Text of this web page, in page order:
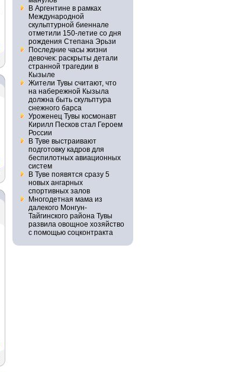
В Аргентине в рамках
Международной
скульптурной биеннале
отметили 150-летие со дня
рождения Степана Эрьзи
Последние часы жизни
девочек: раскрыты детали
странной трагедии в
Кызыле
Жители Тувы считают, что
на набережной Кызыла
должна быть скульптура
снежного барса
Уроженец Тувы космонавт
Кирилл Песков стал Героем
России
В Туве выстраивают
подготовку кадров для
беспилотных авиационных
систем
В Туве появятся сразу 5
новых ангарных
спортивных залов
Многодетная мама из
далекого Монгун-
Тайгинского района Тувы
развила овощное хозяйство
с помощью соцконтракта